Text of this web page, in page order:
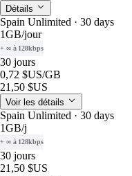
Détails
Spain Unlimited · 30 days
1GB/jour
+ ∞ à 128kbps
30 jours
0,72 $US/GB
21,50 $US
Voir les détails
Spain Unlimited · 30 days
1GB/j
+ ∞ à 128kbps
30 jours
21,50 $US